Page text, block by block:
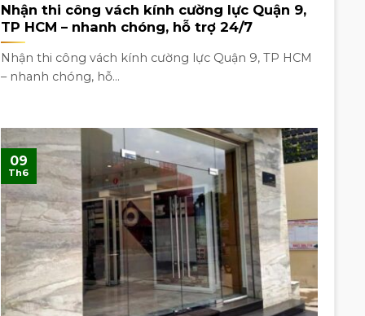
Nhận thi công vách kính cường lực Quận 9,
TP HCM – nhanh chóng, hỗ trợ 24/7
Nhận thi công vách kính cường lực Quận 9, TP HCM
– nhanh chóng, hỗ...
09
Th6